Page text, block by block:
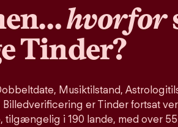
hvorfor
Tinder?
Musiktilstand,
Billedverificering er Tinder fortsat
i 190 lande, med over